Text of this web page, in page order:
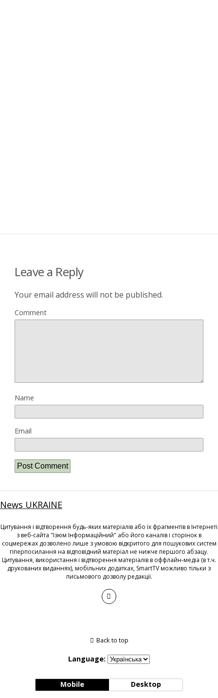
Leave a Reply
Your email address will not be published.
Comment
Name
Email
News UKRAINE
Цитування і відтворення будь-яких матеріалів або їх фрагментів в Інтернеті
з веб-сайта "Ізюм Інформаційний" або його каналів і сторінок в
соцмережах дозволено лише з умовою відкритого для пошукових систем
гіперпосилання на відповідний матеріал не нижче першого абзацу.
Цитування, використання і відтворення матеріалів в оффлайн-медіа (в т.ч.
друкованих виданнях), мобільних додатках, SmartTV можливо тільки з
письмового дозволу редакції.
Back to top
Language:
Mobile Desktop